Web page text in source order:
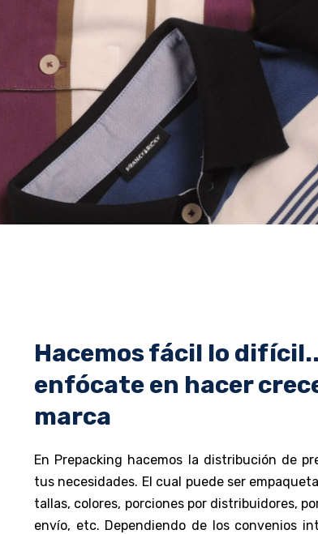
Hacemos fácil lo
enfócate en hacer
marca
En Prepacking hacemos la distribución de
tus necesidades. El cual puede ser
tallas, colores, porciones por distribuidores,
envío, etc. Dependiendo de los convenios